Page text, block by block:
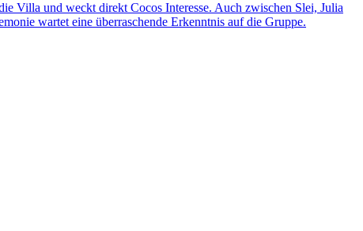
Villa und weckt direkt Cocos Interesse. Auch zwischen Slei, Julia
wartet eine überraschende Erkenntnis auf die Gruppe.